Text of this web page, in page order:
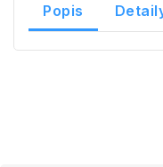
Popis